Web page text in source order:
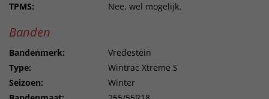
TPMS:
Nee, wel mogelijk.
Banden
Bandenmerk:
Vredestein
Type:
Wintrac Xtreme S
Seizoen:
Winter